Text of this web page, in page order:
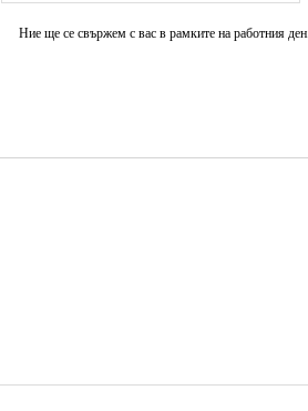
Ние ще се свържем с вас в рамките на работния ден.